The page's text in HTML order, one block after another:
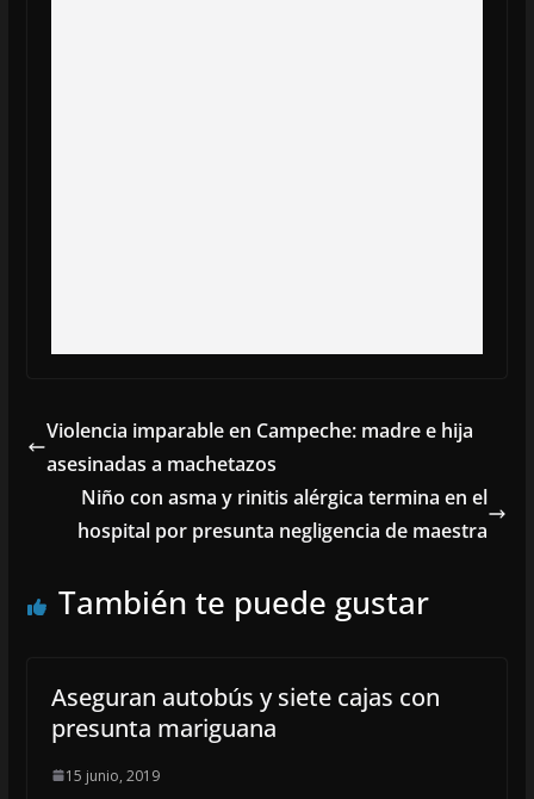
Violencia imparable en Campeche: madre e hija
asesinadas a machetazos
Niño con asma y rinitis alérgica termina en el
hospital por presunta negligencia de maestra
También te puede gustar
Aseguran autobús y siete cajas con
presunta mariguana
15 junio, 2019